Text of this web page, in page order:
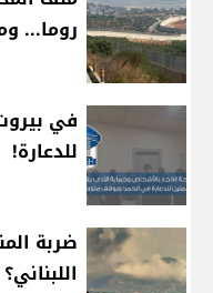
روما...
في
للدعارة!
ضربة
اللبناني؟